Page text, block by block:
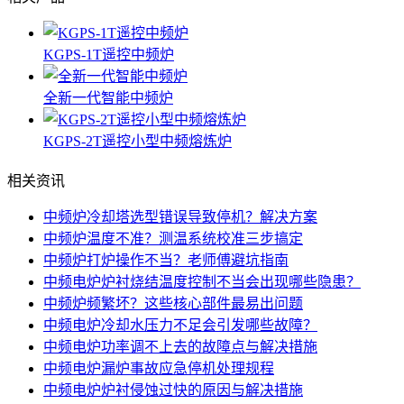
KGPS-1T遥控中频炉
全新一代智能中频炉
KGPS-2T遥控小型中频熔炼炉
相关资讯
中频炉冷却塔选型错误导致停机？解决方案
中频炉温度不准？测温系统校准三步搞定
中频炉打炉操作不当？老师傅避坑指南
中频电炉炉衬烧结温度控制不当会出现哪些隐患？
中频炉频繁坏？这些核心部件最易出问题
中频电炉冷却水压力不足会引发哪些故障？
中频电炉功率调不上去的故障点与解决措施
中频电炉漏炉事故应急停机处理规程
中频电炉炉衬侵蚀过快的原因与解决措施